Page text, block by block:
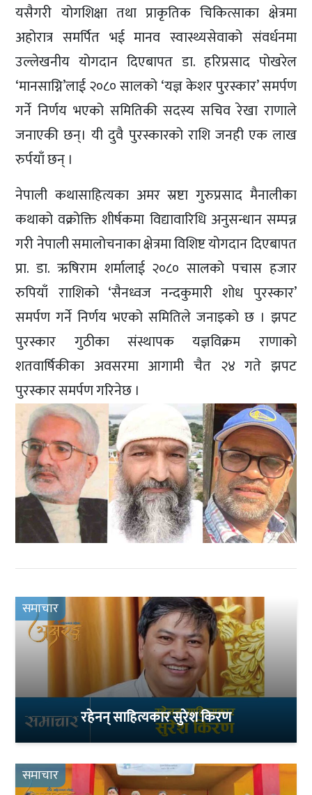
यसैगरी योगशिक्षा तथा प्राकृतिक चिकित्साका क्षेत्रमा
अहोरात्र समर्पित भई मानव स्वास्थ्यसेवाको संवर्धनमा
उल्लेखनीय योगदान दिएबापत डा. हरिप्रसाद पोखरेल
‘मानसाग्नि’लाई २०८० सालको ‘यज्ञ केशर पुरस्कार’ समर्पण
गर्ने निर्णय भएको समितिकी सदस्य सचिव रेखा राणाले
जनाएकी छन्। यी दुवै पुरस्कारको राशि जनही एक लाख
रुर्पयाँ छन् ।
नेपाली कथासाहित्यका अमर स्रष्टा गुरुप्रसाद मैनालीका
कथाको वक्रोक्ति शीर्षकमा विद्यावारिधि अनुसन्धान सम्पन्न
गरी नेपाली समालोचनाका क्षेत्रमा विशिष्ट योगदान दिएबापत
प्रा. डा. ऋषिराम शर्मालाई २०८० सालको पचास हजार
रुपियाँ रााशिको ‘सैनध्वज नन्दकुमारी शोध पुरस्कार’
समर्पण गर्ने निर्णय भएको समितिले जनाइको छ । झपट
पुरस्कार गुठीका संस्थापक यज्ञविक्रम राणाको
शतवार्षिकीका अवसरमा आगामी चैत २४ गते झपट
पुरस्कार समर्पण गरिनेछ ।
समाचार
रहेनन् साहित्यकार सुरेश किरण
समाचार